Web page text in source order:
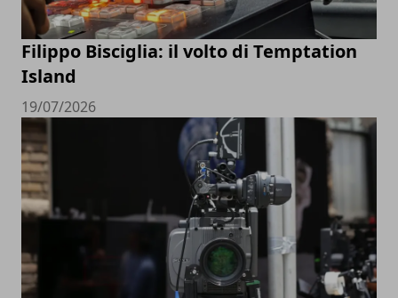
Filippo Bisciglia: il volto di Temptation
Island
19/07/2026